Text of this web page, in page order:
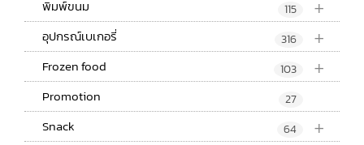
พิมพ์ขนม 115
+
อุปกรณ์เบเกอรี่ 316
+
Frozen food 103
Promotion 27
+
Snack 64